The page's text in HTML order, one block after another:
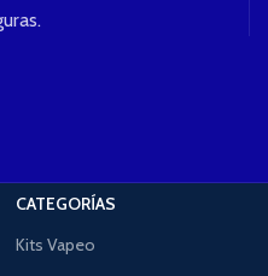
CATEGORÍAS
Kits Vapeo